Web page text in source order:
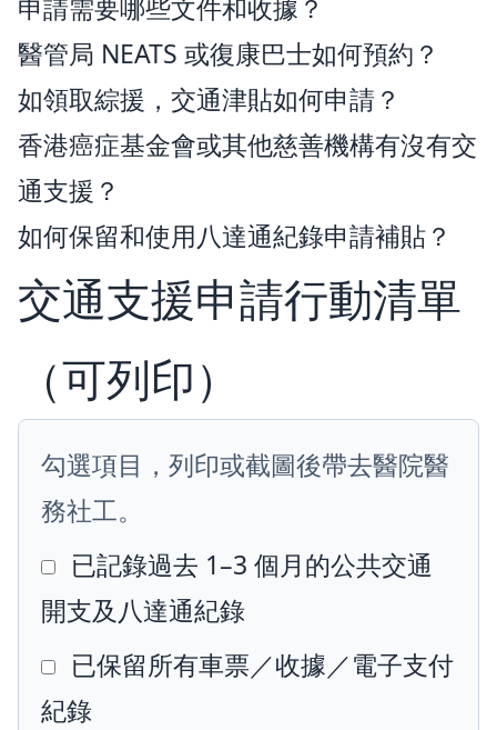
申請需要哪些文件和收據？
醫管局 NEATS 或復康巴士如何預約？
如領取綜援，交通津貼如何申請？
香港癌症基金會或其他慈善機構有沒有交
通支援？
如何保留和使用八達通紀錄申請補貼？
交通支援申請行動清單
（可列印）
勾選項目，列印或截圖後帶去醫院醫
務社工。
已記錄過去 1–3 個月的公共交通
開支及八達通紀錄
已保留所有車票／收據／電子支付
紀錄